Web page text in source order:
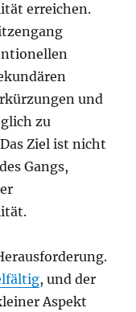
erreichen.
und
zu
Ziel ist nicht
Gangs,
, und der
Aspekt